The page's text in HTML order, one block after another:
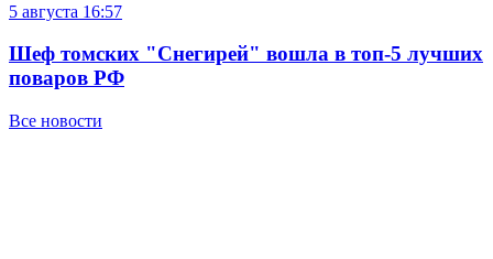
5 августа 16:57
Шеф томских "Снегирей" вошла в топ-5 лучших
поваров РФ
Все новости